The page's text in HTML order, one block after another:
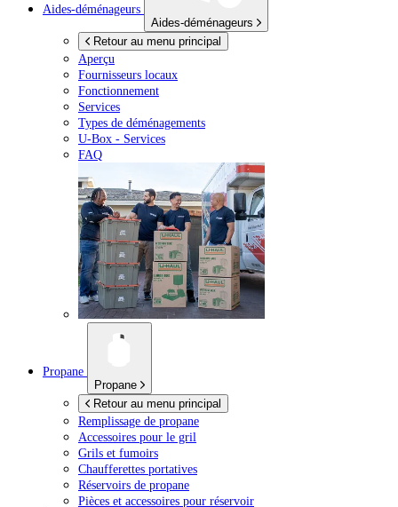
Aides-déménageurs
Aides-déménageurs
Retour au menu principal
Aperçu
Fournisseurs locaux
Fonctionnement
Services
Types de déménagements
U-Box - Services
FAQ
Propane
Propane
Retour au menu principal
Remplissage de propane
Accessoires pour le gril
Grils et fumoirs
Chaufferettes portatives
Réservoirs de propane
Pièces et accessoires pour réservoir